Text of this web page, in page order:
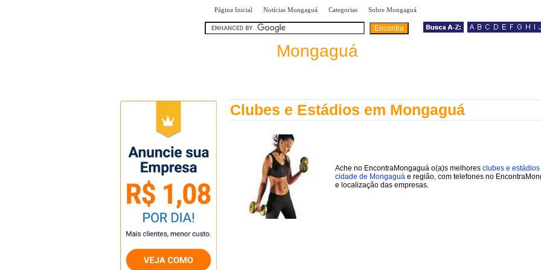
Página Inicial Notícias Mongaguá Categorias Sobre Mongaguá
Mongaguá
Clubes e Estádios em Mongaguá
Ache no EncontraMongaguá o(a)s melhores clubes e estádios
cidade de Mongaguá e região, com telefones no
e localização das empresas.